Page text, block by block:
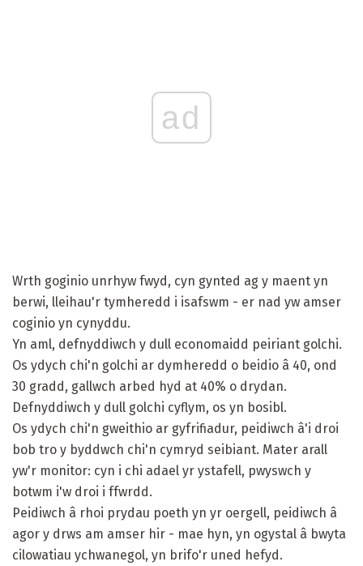
ad
Wrth goginio unrhyw fwyd, cyn gynted ag y maent yn
berwi, lleihau'r tymheredd i isafswm - er nad yw amser
coginio yn cynyddu.
Yn aml, defnyddiwch y dull economaidd peiriant golchi.
Os ydych chi'n golchi ar dymheredd o beidio â 40, ond
30 gradd, gallwch arbed hyd at 40% o drydan.
Defnyddiwch y dull golchi cyflym, os yn bosibl.
Os ydych chi'n gweithio ar gyfrifiadur, peidiwch â'i droi
bob tro y byddwch chi'n cymryd seibiant. Mater arall
yw'r monitor: cyn i chi adael yr ystafell, pwyswch y
botwm i'w droi i ffwrdd.
Peidiwch â rhoi prydau poeth yn yr oergell, peidiwch â
agor y drws am amser hir - mae hyn, yn ogystal â bwyta
cilowatiau ychwanegol, yn brifo'r uned hefyd.